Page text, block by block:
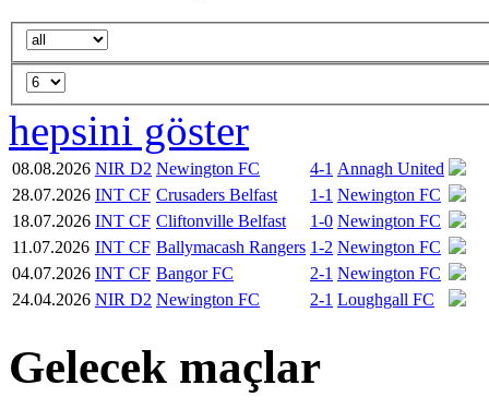
hepsini göster
08.08.2026 NIR D2 Newington FC 4-1 Annagh United
28.07.2026 INT CF Crusaders Belfast 1-1 Newington FC
18.07.2026 INT CF Cliftonville Belfast 1-0 Newington FC
11.07.2026 INT CF Ballymacash Rangers 1-2 Newington FC
04.07.2026 INT CF Bangor FC 2-1 Newington FC
24.04.2026 NIR D2 Newington FC 2-1 Loughgall FC
Gelecek maçlar